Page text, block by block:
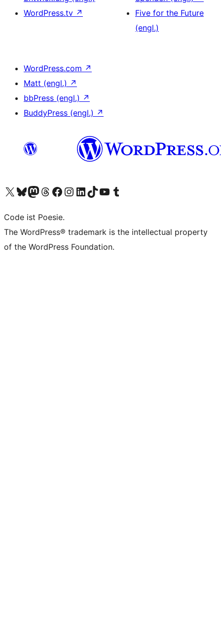
WordPress.tv ↗
Five for the Future
(engl.)
WordPress.com ↗
Matt (engl.) ↗
bbPress (engl.) ↗
BuddyPress (engl.) ↗
Unser X-Konto (früher Twitter) besuchen
Unser Bluesky-Konto besuchen
Unser Mastodon-Konto besuchen
Unser Threads-Konto besuchen
Unsere Facebook-Seite besuchen
Unser Instagram-Konto besuchen
Unser LinkedIn-Konto besuchen
Unser TikTok-Konto besuchen
Unseren YouTube-Kanal besuchen
Unser Tumblr-Konto besuchen
Code ist Poesie.
The WordPress® trademark is the intellectual property
of the WordPress Foundation.